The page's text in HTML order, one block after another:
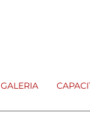
GALERIA